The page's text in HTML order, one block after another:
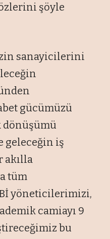
şöyle
sanayicilerini
gücümüzü
dönüşümü
geleceğin iş
akılla
tüm
yöneticilerimizi,
camiayı 9
bu